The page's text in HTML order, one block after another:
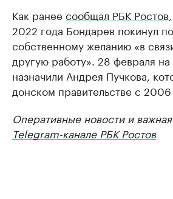
Как ранее сообщал РБК Ростов
2022 года Бондарев покинул
собственному желанию «в
другую работу». 28 февраля
назначили Андрея Пучкова,
донском правительстве с 2006
Оперативные новости и
Telegram-канале РБК Ростов